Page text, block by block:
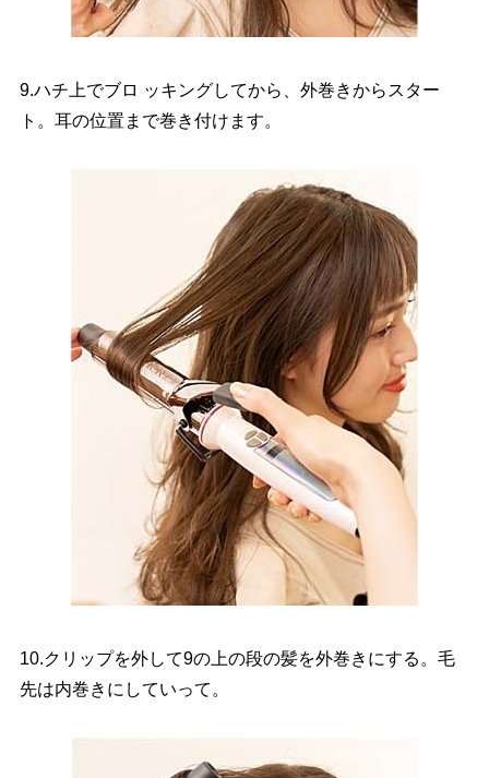
9.ハチ上でブロ ッキングしてから、外巻きからスター
ト。耳の位置まで巻き付けます。
10.クリップを外して9の上の段の髪を外巻きにする。毛
先は内巻きにしていって。